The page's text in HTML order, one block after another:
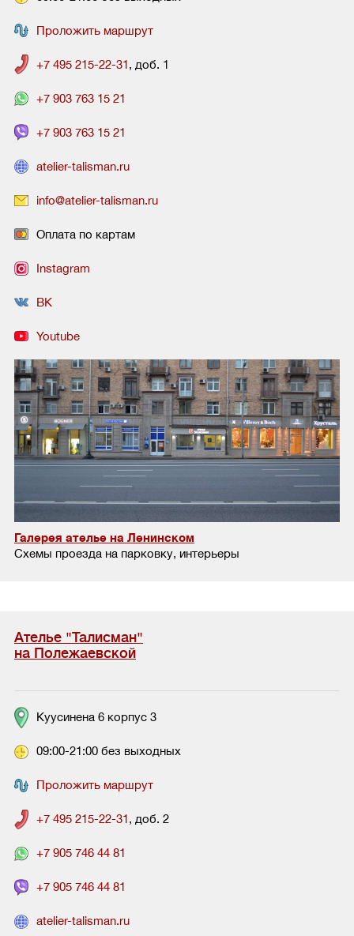
Проложить маршрут
+7 495 215-22-31, доб. 1
+7 903 763 15 21
+7 903 763 15 21
atelier-talisman.ru
info@atelier-talisman.ru
Оплата по картам
Instagram
ВК
Youtube
Галерея ателье на Ленинском
Схемы проезда на парковку, интерьеры
Ателье "Талисман"
на Полежаевской
Куусинена 6 корпус 3
09:00-21:00 без выходных
Проложить маршрут
+7 495 215-22-31, доб. 2
+7 905 746 44 81
+7 905 746 44 81
atelier-talisman.ru